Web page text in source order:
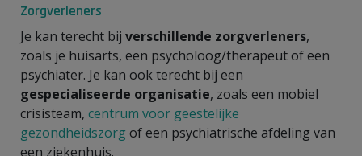
Zorgverleners
Je kan terecht bij verschillende zorgverleners,
zoals je huisarts, een psycholoog/therapeut of een
psychiater. Je kan ook terecht bij een
gespecialiseerde organisatie, zoals een mobiel
crisisteam, centrum voor geestelijke
gezondheidszorg of een psychiatrische afdeling van
een ziekenhuis.